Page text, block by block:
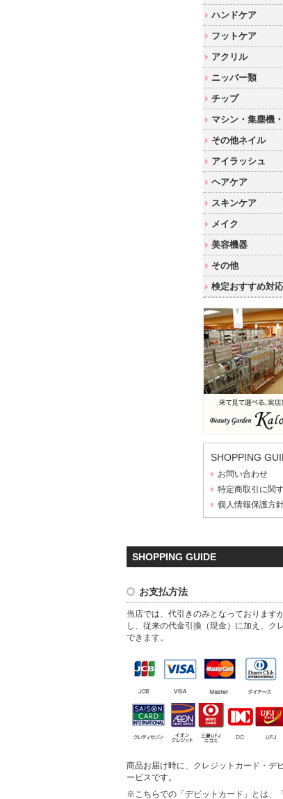
ハンドケア
フットケア
アクリル
ニッパー類
チップ
マシン・集塵機
その他ネイル
アイラッシュ
ヘアケア
スキンケア
メイク
美容機器
その他
検定おすすめ対
SHOPPING
お問い合わせ
特定商取引に関
個人情報保護方
SHOPPING GUIDE
お支払方法
当店では、代引きのみとなっております
し、従来の代金引換（現金）に加え、
できます。
商品お届け時に、クレジットカード・デ
ービスです。
※こちらでの「デビットカード」とは、